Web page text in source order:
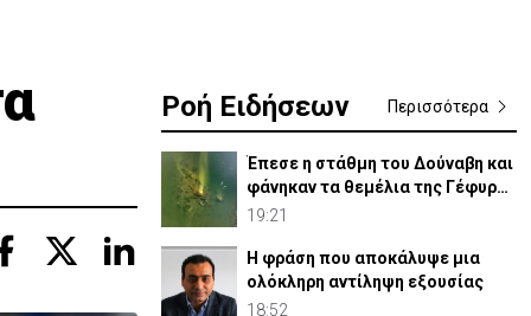
Ροή Ειδήσεων Περισσότερα
Έπεσε η στάθμη του Δούναβη και
φάνηκαν τα θεμέλια της Γέφυρας
του Κωνσταντίνου
19:21
Η φράση που αποκάλυψε μια
ολόκληρη αντίληψη εξουσίας
18:52